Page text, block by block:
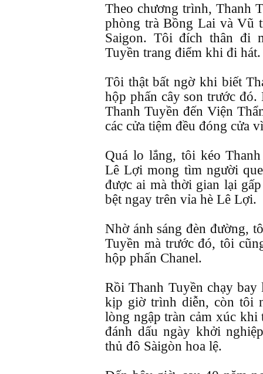
Theo chương trình, Thanh
phòng trà Bồng Lai và Vũ
Saigon. Tôi đích thân đi
Tuyền trang điểm khi đi hát.
Tôi thật bất ngờ khi biết
hộp phấn cây son trước
Thanh Tuyền đến Viện
các cửa tiệm đều đóng cửa
Quá lo lắng, tôi kéo
Lê Lợi mong tìm người
được ai mà thời gian lại
bệt ngay trên vỉa hè Lê Lợi.
Nhờ ánh sáng đèn đường,
Tuyền mà trước đó, tôi
hộp phấn Chanel.
Rồi Thanh Tuyền chạy
kịp giờ trình diễn, còn tôi
lòng ngập tràn cảm xúc khi
đánh dấu ngày khởi
thủ đô Sàigòn hoa lệ.